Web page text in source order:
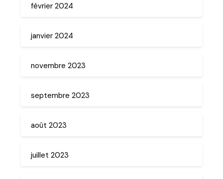
février 2024
janvier 2024
novembre 2023
septembre 2023
août 2023
juillet 2023